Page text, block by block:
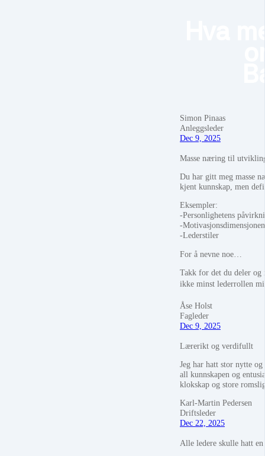
Simon Pinaas
Anleggsleder
Dec 9, 2025
Masse næring til
Du har gitt meg masse
kjent kunnskap, men
Eksempler:
-Personlighetens
-
-Lederstiler
For å nevne noe…
Takk for det du deler og
ikke minst lederrollen
Åse Holst
Fagleder
Dec 9, 2025
Lærerikt og verdifullt
Jeg har hatt stor nytte
all kunnskapen og
klokskap og store
Karl-Martin Pedersen
Driftsleder
Dec 22, 2025
Alle ledere skulle hatt